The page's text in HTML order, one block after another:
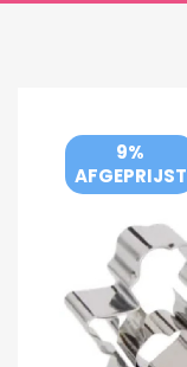
9%
AFGEPRIJST